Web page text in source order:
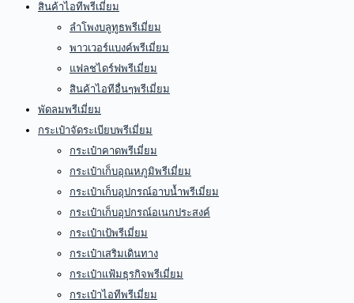
สินค้าไอทีพรีเมี่ยม
ลำโพงบลูทูธพรีเมี่ยม
พาวเวอร์แบงค์พรีเมี่ยม
แฟลชไดร์ฟพรีเมี่ยม
สินค้าไอทีอื่นๆพรีเมี่ยม
พัดลมพรีเมี่ยม
กระเป๋าจัดระเบียบพรีเมี่ยม
กระเป๋าคาดพรีเมี่ยม
กระเป๋าเก็บอุณหภูมิพรีเมี่ยม
กระเป๋าเก็บอุปกรณ์อาบน้ำพรีเมี่ยม
กระเป๋าเก็บอุปกรณ์อเนกประสงค์
กระเป๋าเป้พรีเมี่ยม
กระเป๋าเสริมเดินทาง
กระเป๋าแฟ้มธุรกิจพรีเมี่ยม
กระเป๋าไอทีพรีเมี่ยม